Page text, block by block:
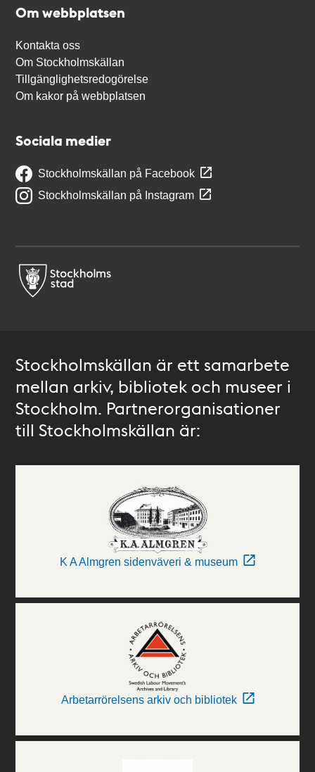
Om webbplatsen
Kontakta oss
Om Stockholmskällan
Tillgänglighetsredogörelse
Om kakor på webbplatsen
Sociala medier
Stockholmskällan på Facebook
Stockholmskällan på Instagram
Stockholmskällan är ett samarbete
mellan arkiv, bibliotek och museer i
Stockholm. Partnerorganisationer
till Stockholmskällan är:
K A Almgren sidenväveri & museum
Arbetarrörelsens arkiv och bibliotek